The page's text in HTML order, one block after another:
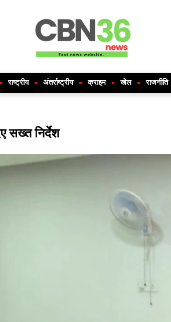
राष्ट्रीय अंतर्राष्ट्रीय क्राइम खेल राजनीति
सख्त निर्देश